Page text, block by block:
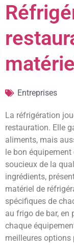
Entreprises
La réfrigération
restauration. Elle
aliments, mais
le bon
soucieux de la
ingrédients,
matériel de
spécifiques de
au frigo de bar, en
chaque
meilleures options